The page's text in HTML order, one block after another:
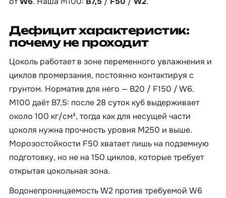
Дефицит характеристик:
почему не проходит
Цоколь работает в зоне переменного увлажнения и
циклов промерзания, постоянно контактируя с
грунтом. Норматив для него — B20 / F150 / W6.
М100 даёт B7,5: после 28 суток куб выдерживает
около 100 кг/см², тогда как для несущей части
цоколя нужна прочность уровня М250 и выше.
Морозостойкости F50 хватает лишь на подземную
подготовку, но не на 150 циклов, которые требует
открытая цокольная зона.
Водонепроницаемость W2 против требуемой W6